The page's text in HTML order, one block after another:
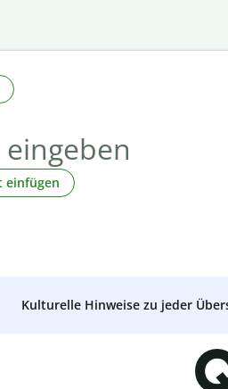
einfügen
Kulturelle Hinweise zu jeder